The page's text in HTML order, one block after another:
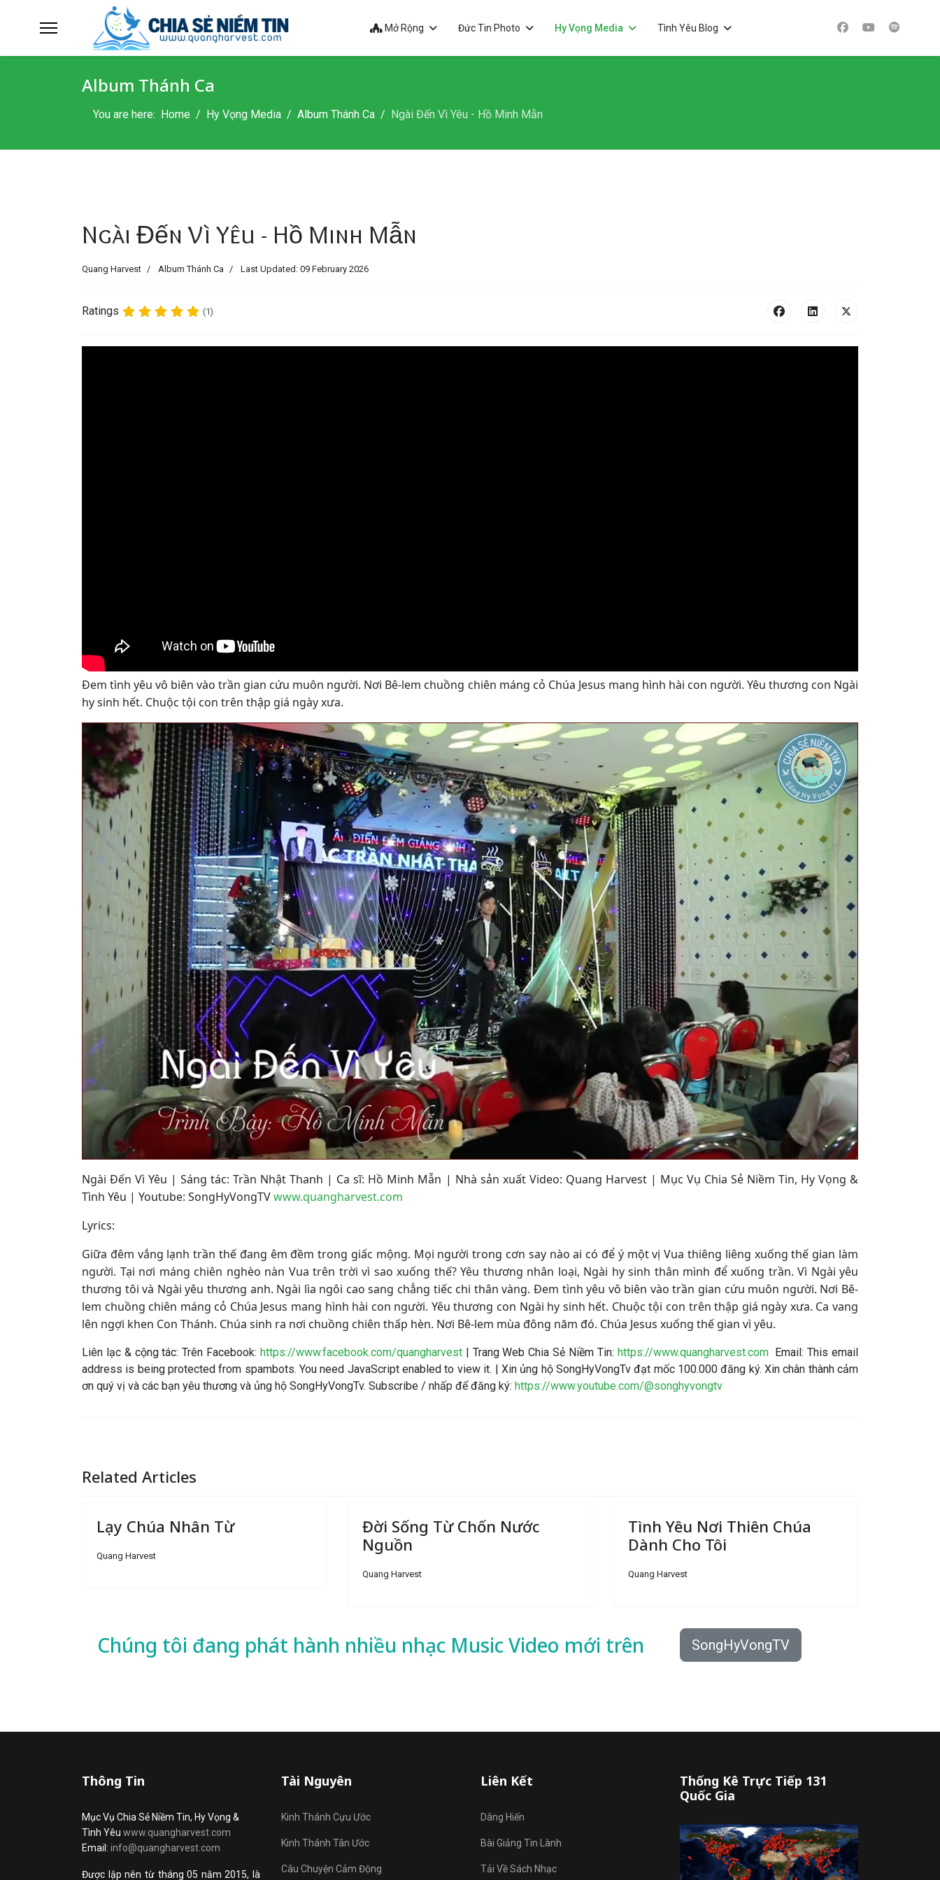
Mở Rộng Đức Tin Photo Hy Vọng Media Tình Yêu Blog
Album Thánh Ca
You are here: Home Hy Vọng Media Album Thánh Ca Ngài Đến Vì Yêu - Hồ Minh Mẫn
Ngài Đến Vì Yêu - Hồ Minh Mẫn
Quang Harvest Album Thánh Ca Last Updated: 09 February 2026
Ratings (1)
Đem tình yêu vô biên vào trần gian cứu muôn người. Nơi Bê-lem chuồng chiên máng cỏ Chúa Jesus mang hình hài con người. Yêu thương con Ngài
hy sinh hết. Chuộc tội con trên thập giá ngày xưa.
Ngài Đến Vì Yêu | Sáng tác: Trần Nhật Thanh | Ca sĩ: Hồ Minh Mẫn | Nhà sản xuất Video: Quang Harvest | Mục Vụ Chia Sẻ Niềm Tin, Hy Vọng &
Tình Yêu | Youtube: SongHyVongTVwww.quangharvest.com
Lyrics:
Giữa đêm vắng lạnh trần thế đang êm đềm trong giấc mộng. Mọi người trong cơn say nào ai có để ý một vị Vua thiêng liêng xuống thế gian làm
người. Tại nơi máng chiên nghèo nàn Vua trên trời vì sao xuống thế? Yêu thương nhân loại, Ngài hy sinh thân mình để xuống trần. Vì Ngài yêu
thương tôi và Ngài yêu thương anh. Ngài lìa ngôi cao sang chẳng tiếc chi thân vàng. Đem tình yêu vô biên vào trần gian cứu muôn người. Nơi Bê-
lem chuồng chiên máng cỏ Chúa Jesus mang hình hài con người. Yêu thương con Ngài hy sinh hết. Chuộc tội con trên thập giá ngày xưa. Ca vang
lên ngợi khen Con Thánh. Chúa sinh ra nơi chuồng chiên thấp hèn. Nơi Bê-lem mùa đông năm đó. Chúa Jesus xuống thế gian vì yêu.
Liên lạc & cộng tác: Trên Facebook: https://www.facebook.com/quangharvest| Trang Web Chia Sẻ Niềm Tin: https://www.quangharvest.comEmail:This email
address is being protected from spambots. You need JavaScript enabled to view it. | Xin ủng hộ SongHyVongTv đạt mốc 100.000 đăng ký. Xin chân thành cảm
ơn quý vị và các bạn yêu thương và ủng hộ SongHyVongTv. Subscribe / nhấp để đăng ký: https://www.youtube.com/@songhyvongtv
Related Articles
Lạy Chúa Nhân Từ
Quang Harvest
Đời Sống Từ Chốn Nước
Nguồn
Quang Harvest
Tình Yêu Nơi Thiên Chúa
Dành Cho Tôi
Quang Harvest
Chúng tôi đang phát hành nhiều nhạc Music Video mới trên SongHyVongTV
Thông Tin
Mục Vụ Chia Sẻ Niềm Tin, Hy Vọng &
Tình Yêu www.quangharvest.com
Email: info@quangharvest.com
Được lập nên từ tháng 05 năm 2015, là
Tài Nguyên
Kinh Thánh Cựu Ước
Kinh Thánh Tân Ước
Câu Chuyện Cảm Động
Liên Kết
Dâng Hiến
Bài Giảng Tin Lành
Tải Về Sách Nhạc
Thống Kê Trực Tiếp 131
Quốc Gia